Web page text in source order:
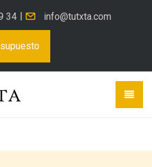
34 | info@tutxta.com
with the content you want to
here too. Need help? Visit
tutxtacom/generate-